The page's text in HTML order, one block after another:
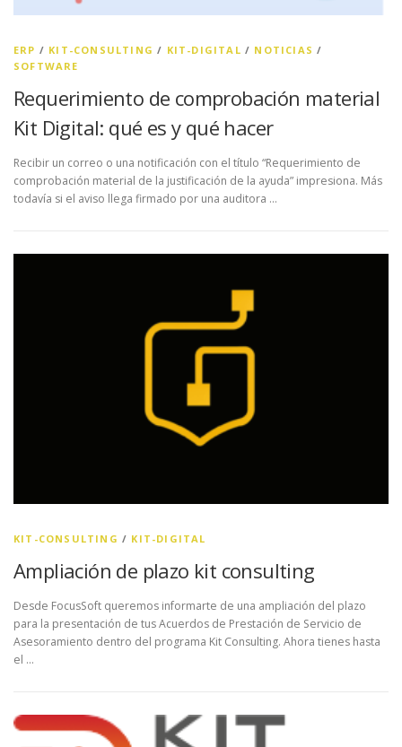
ERP / KIT-CONSULTING / KIT-DIGITAL / NOTICIAS /
SOFTWARE
Requerimiento de comprobación material
Kit Digital: qué es y qué hacer
Recibir un correo o una notificación con el título “Requerimiento de
comprobación material de la justificación de la ayuda” impresiona. Más
todavía si el aviso llega firmado por una auditora …
KIT-CONSULTING / KIT-DIGITAL
Ampliación de plazo kit consulting
Desde FocusSoft queremos informarte de una ampliación del plazo
para la presentación de tus Acuerdos de Prestación de Servicio de
Asesoramiento dentro del programa Kit Consulting. Ahora tienes hasta
el …